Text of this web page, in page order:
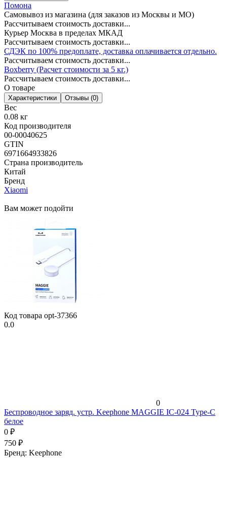
Помона
Самовывоз из магазина (для заказов из Москвы и МО)
Рассчитываем стоимость доставки...
Курьер Москва в пределах МКАД
Рассчитываем стоимость доставки...
СДЭК по 100% предоплате, доставка оплачивается отдельно.
Рассчитываем стоимость доставки...
Boxberry (Расчет стоимости за 5 кг.)
Рассчитываем стоимость доставки...
О товаре
Характеристики Отзывы (0)
Вес
0.08 кг
Код производителя
00-00040625
GTIN
6971664933826
Страна производитель
Китай
Бренд
Xiaomi
Вам может подойти
Код товара opt-37366
0.0
0
Беспроводное заряд. устр. Keephone MAGGIE IC-024 Type-C
белое
0 ₽
750 ₽
Бренд: Keephone